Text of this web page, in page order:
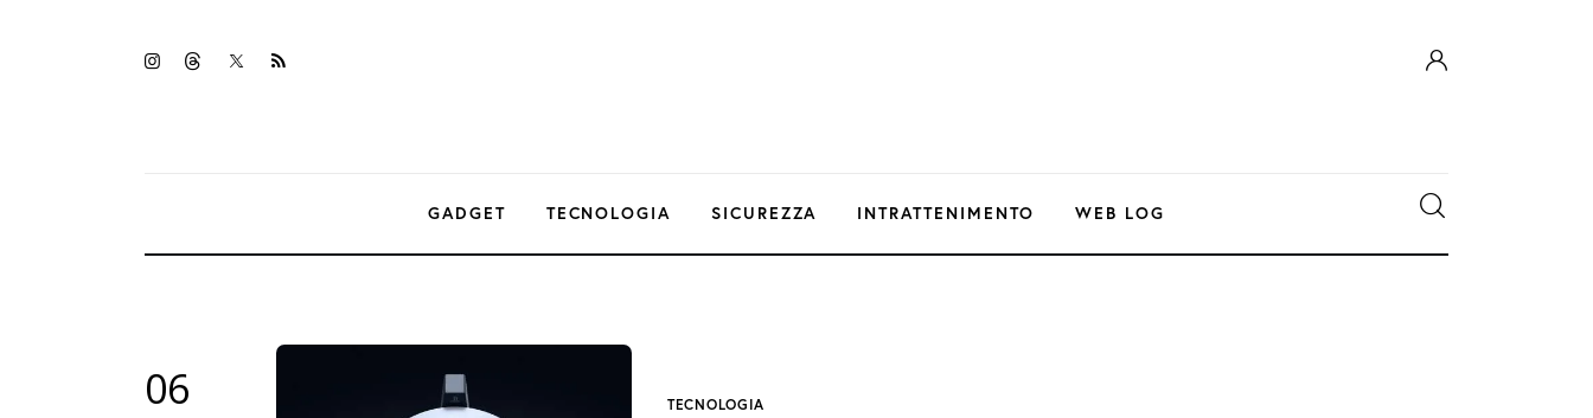
instagramm
threadstwitter-
rss
GADGET TECNOLOGIA SICUREZZA INTRATTENIMENTO WEB LOG
06 TECNOLOGIA